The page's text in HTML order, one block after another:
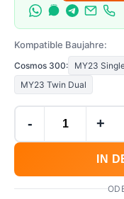
Kompatible Baujahre:
Cosmos 300: MY23
MY23 Twin Dual
- +
IN